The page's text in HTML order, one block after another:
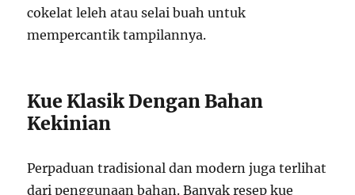
cokelat leleh atau selai buah untuk
mempercantik tampilannya.
Kue Klasik Dengan Bahan
Kekinian
Perpaduan tradisional dan modern juga terlihat
dari penggunaan bahan. Banyak resep kue